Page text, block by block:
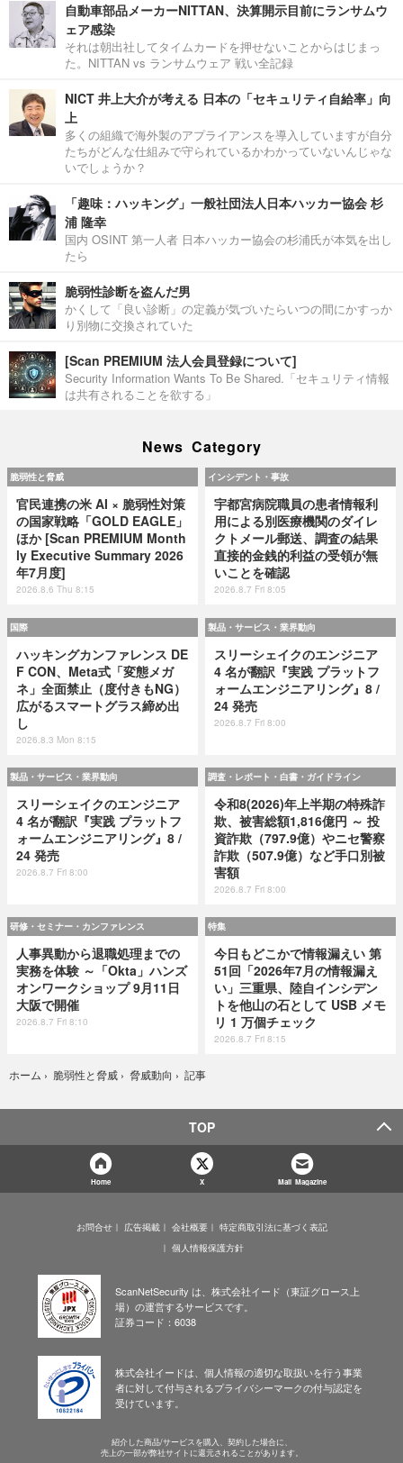
自動車部品メーカーNITTAN、決算開示目前にランサムウ
ェア感染
それは朝出社してタイムカードを押せないことからはじまっ
た。NITTAN vs ランサムウェア 戦い全記録
NICT 井上大介が考える 日本の「セキュリティ自給率」向
上
多くの組織で海外製のアプライアンスを導入していますが自分
たちがどんな仕組みで守られているかわかっていないんじゃな
いでしょうか？
「趣味：ハッキング」一般社団法人日本ハッカー協会 杉
浦 隆幸
国内 OSINT 第一人者 日本ハッカー協会の杉浦氏が本気を出し
たら
脆弱性診断を盗んだ男
かくして「良い診断」の定義が気づいたらいつの間にかすっか
り別物に交換されていた
[Scan PREMIUM 法人会員登録について]
Security Information Wants To Be Shared.「セキュリティ情報
は共有されることを欲する」
News Category
脆弱性と脅威
官民連携の米 AI × 脆弱性対策
の国家戦略「GOLD EAGLE」
ほか [Scan PREMIUM Month
ly Executive Summary 2026
年7月度]
2026.8.6 Thu 8:15
インシデント・事故
宇都宮病院職員の患者情報利
用による別医療機関のダイレ
クトメール郵送、調査の結果
直接的金銭的利益の受領が無
いことを確認
2026.8.7 Fri 8:05
国際
ハッキングカンファレンス DE
F CON、Meta式「変態メガ
ネ」全面禁止（度付きもNG）
広がるスマートグラス締め出
し
2026.8.3 Mon 8:15
製品・サービス・業界動向
スリーシェイクのエンジニア
4 名が翻訳『実践 プラットフ
ォームエンジニアリング』8 /
24 発売
2026.8.7 Fri 8:00
製品・サービス・業界動向
スリーシェイクのエンジニア
4 名が翻訳『実践 プラットフ
ォームエンジニアリング』8 /
24 発売
2026.8.7 Fri 8:00
調査・レポート・白書・ガイドライン
令和8(2026)年上半期の特殊詐
欺、被害総額1,816億円 ～ 投
資詐欺（797.9億）やニセ警察
詐欺（507.9億）など手口別被
害額
2026.8.7 Fri 8:00
研修・セミナー・カンファレンス
人事異動から退職処理までの
実務を体験 ～「Okta」ハンズ
オンワークショップ 9月11日
大阪で開催
2026.8.7 Fri 8:10
特集
今日もどこかで情報漏えい 第
51回「2026年7月の情報漏え
い」三重県、陸自インシデン
トを他山の石として USB メモ
リ 1 万個チェック
2026.8.7 Fri 8:15
ホーム › 脆弱性と脅威 › 脅威動向 › 記事
TOP
Home X Mail Magazine
お問合せ 広告掲載 会社概要
特定商取引法に基づく表記
個人情報保護方針
ScanNetSecurity は、株式会社イード（東証グロース上
場）の運営するサービスです。
証券コード：6038
株式会社イードは、個人情報の適切な取扱いを行う事業
者に対して付与されるプライバシーマークの付与認定を
受けています。
紹介した商品/サービスを購入、契約した場合に、
売上の一部が弊社サイトに還元されることがあります。